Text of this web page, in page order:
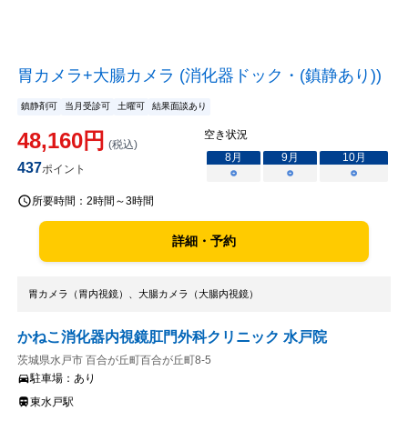
胃カメラ+大腸カメラ (消化器ドック・(鎮静あり))
鎮静剤可 当月受診可 土曜可 結果面談あり
48,160円 (税込)
437ポイント
空き状況
8月 9月 10月
○
○ ○
所要時間： 2時間～3時間
詳細・予約
胃カメラ（胃内視鏡）、大腸カメラ（大腸内視鏡）
かねこ消化器内視鏡肛門外科クリニック 水戸院
茨城県水戸市 百合が丘町百合が丘町8-5
駐車場： あり
東水戸駅